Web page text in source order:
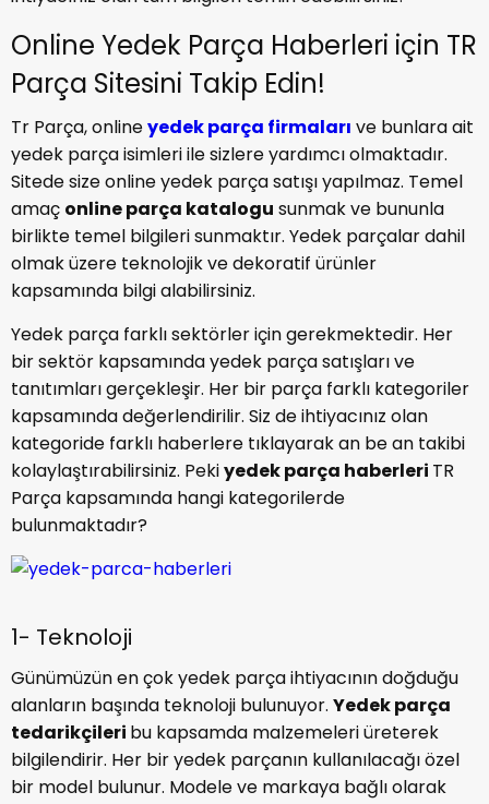
Online Yedek Parça Haberleri için TR
Parça Sitesini Takip Edin!
Tr Parça, onlineyedek parça firmaları ve bunlara ait
yedek parça isimleri ile sizlere yardımcı olmaktadır.
Sitede size online yedek parça satışı yapılmaz. Temel
amaç online parça katalogu sunmak ve bununla
birlikte temel bilgileri sunmaktır. Yedek parçalar dahil
olmak üzere teknolojik ve dekoratif ürünler
kapsamında bilgi alabilirsiniz.
Yedek parça farklı sektörler için gerekmektedir. Her
bir sektör kapsamında yedek parça satışları ve
tanıtımları gerçekleşir. Her bir parça farklı kategoriler
kapsamında değerlendirilir. Siz de ihtiyacınız olan
kategoride farklı haberlere tıklayarak an be an takibi
kolaylaştırabilirsiniz. Pekiyedek parça haberleri TR
Parça kapsamında hangi kategorilerde
bulunmaktadır?
1- Teknoloji
Günümüzün en çok yedek parça ihtiyacının doğduğu
alanların başında teknoloji bulunuyor. Yedek parça
tedarikçileri bu kapsamda malzemeleri üreterek
bilgilendirir. Her bir yedek parçanın kullanılacağı özel
bir model bulunur. Modele ve markaya bağlı olarak